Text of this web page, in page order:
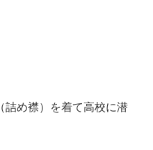
詰め襟）を着て高校に潜